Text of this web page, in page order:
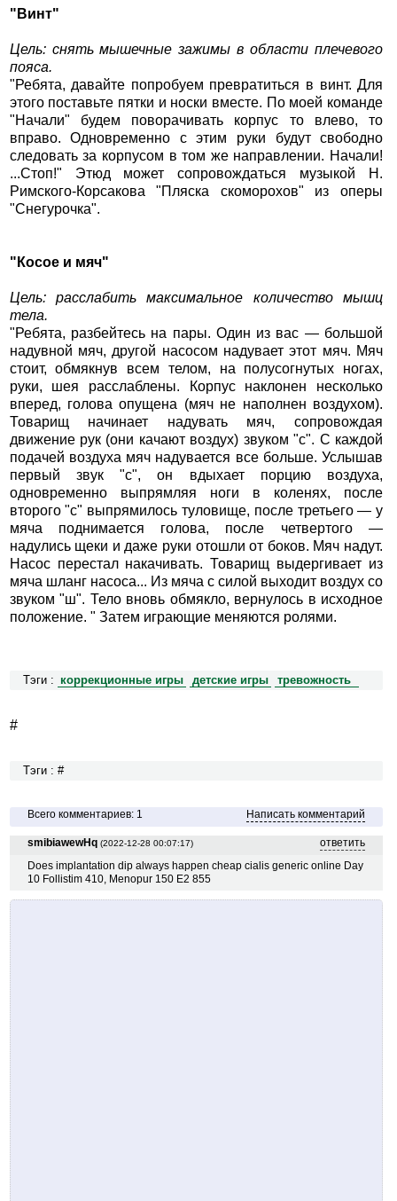
"Винт"
Цель: снять мышечные зажимы в области плечевого
пояса.
"Ребята, давайте попробуем превратиться в винт. Для
этого поставьте пятки и носки вместе. По моей команде
"Начали" будем поворачивать корпус то влево, то
вправо. Одновременно с этим руки будут свободно
следовать за корпусом в том же направлении. Начали!
...Стоп!" Этюд может сопровождаться музыкой Н.
Римского-Корсакова "Пляска скоморохов" из оперы
"Снегурочка".
"Косое и мяч"
Цель: расслабить максимальное количество мышц
тела.
"Ребята, разбейтесь на пары. Один из вас — большой
надувной мяч, другой насосом надувает этот мяч. Мяч
стоит, обмякнув всем телом, на полусогнутых ногах,
руки, шея расслаблены. Корпус наклонен несколько
вперед, голова опущена (мяч не наполнен воздухом).
Товарищ начинает надувать мяч, сопровождая
движение рук (они качают воздух) звуком "с". С каждой
подачей воздуха мяч надувается все больше. Услышав
первый звук "с", он вдыхает порцию воздуха,
одновременно выпрямляя ноги в коленях, после
второго "с" выпрямилось туловище, после третьего — у
мяча поднимается голова, после четвертого —
надулись щеки и даже руки отошли от боков. Мяч надут.
Насос перестал накачивать. Товарищ выдергивает из
мяча шланг насоса... Из мяча с силой выходит воздух со
звуком "ш". Тело вновь обмякло, вернулось в исходное
положение. " Затем играющие меняются ролями.
Тэги : коррекционные игры детские игры тревожность
#
Тэги : #
Всего комментариев: 1 Написать комментарий
smibiawewHq (2022-12-28 00:07:17)
ответить
Does implantation dip always happen cheap cialis generic online Day
10 Follistim 410, Menopur 150 E2 855